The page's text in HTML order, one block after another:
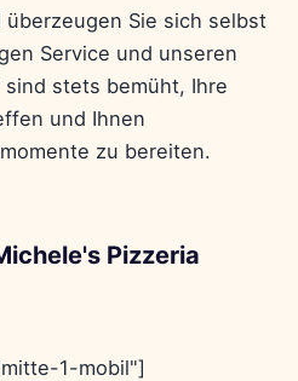
überzeugen Sie sich selbst
Service und unseren
stets bemüht, Ihre
und Ihnen
zu bereiten.
Pizzeria
1-mobil"]